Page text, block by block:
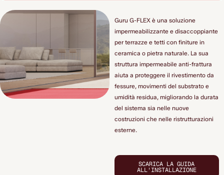
Guru G-FLEX è una soluzione
impermeabilizzante e disaccoppiante
per terrazze e tetti con finiture in
ceramica o pietra naturale. La sua
struttura impermeabile anti-frattura
aiuta a proteggere il rivestimento da
fessure, movimenti del substrato e
umidità residua, migliorando la durata
del sistema sia nelle nuove
costruzioni che nelle ristrutturazioni
esterne.
SCARICA LA GUIDA
ALL'INSTALLAZIONE